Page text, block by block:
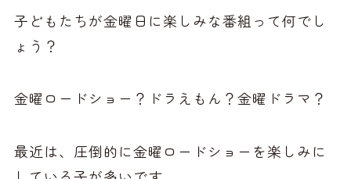
子どもたちが金曜日に楽しみな番組って何でし
ょう？
金曜ロードショー？ドラえもん？金曜ドラマ？
最近は、圧倒的に金曜ロードショーを楽しみに